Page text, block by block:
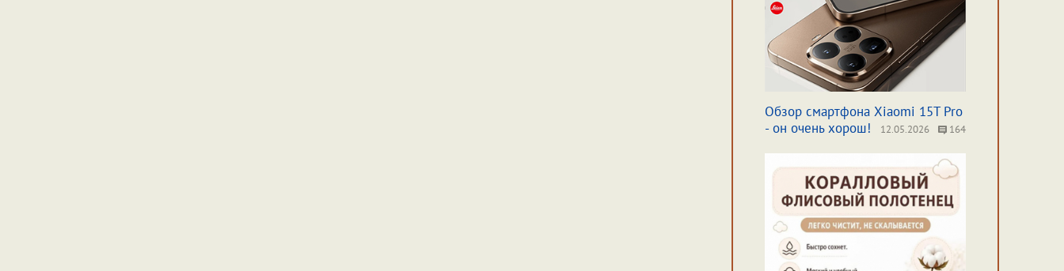
Обзор смартфона Xiaomi 15T Pro
- он очень хорош!
12.05.2026 164